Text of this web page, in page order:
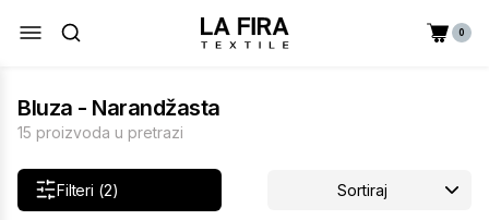
0
Bluza - Narandžasta
15 proizvoda u pretrazi
Filteri (2) Sortiraj